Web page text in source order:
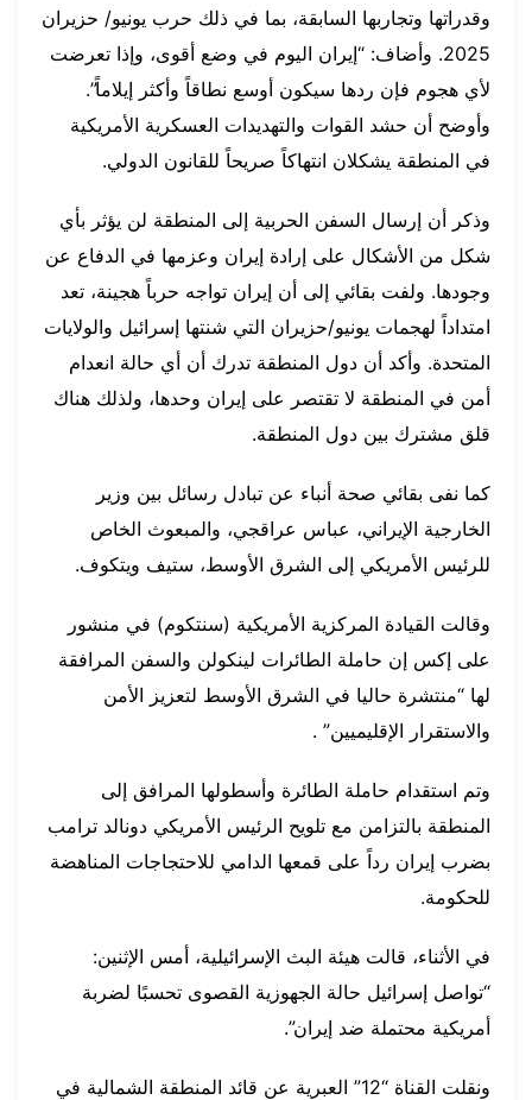
وقدراتها وتجاربها السابقة، بما في ذلك حرب يونيو/ حزيران
2025. وأضاف: “إيران اليوم في وضع أقوى، وإذا تعرضت
لأي هجوم فإن ردها سيكون أوسع نطاقاً وأكثر إيلاماً”.
وأوضح أن حشد القوات والتهديدات العسكرية الأمريكية
في المنطقة يشكلان انتهاكاً صريحاً للقانون الدولي.
وذكر أن إرسال السفن الحربية إلى المنطقة لن يؤثر بأي
شكل من الأشكال على إرادة إيران وعزمها في الدفاع عن
وجودها. ولفت بقائي إلى أن إيران تواجه حرباً هجينة، تعد
امتداداً لهجمات يونيو/حزيران التي شنتها إسرائيل والولايات
المتحدة. وأكد أن دول المنطقة تدرك أن أي حالة انعدام
أمن في المنطقة لا تقتصر على إيران وحدها، ولذلك هناك
قلق مشترك بين دول المنطقة.
كما نفى بقائي صحة أنباء عن تبادل رسائل بين وزير
الخارجية الإيراني، عباس عراقجي، والمبعوث الخاص
للرئيس الأمريكي إلى الشرق الأوسط، ستيف ويتكوف.
وقالت القيادة المركزية الأمريكية (سنتكوم) في منشور
على إكس إن حاملة الطائرات لينكولن والسفن المرافقة
لها “منتشرة حاليا في الشرق الأوسط لتعزيز الأمن
والاستقرار الإقليميين” .
وتم استقدام حاملة الطائرة وأسطولها المرافق إلى
المنطقة بالتزامن مع تلويح الرئيس الأمريكي دونالد ترامب
بضرب إيران رداً على قمعها الدامي للاحتجاجات المناهضة
للحكومة.
في الأثناء، قالت هيئة البث الإسرائيلية، أمس الإثنين:
“تواصل إسرائيل حالة الجهوزية القصوى تحسبًا لضربة
أمريكية محتملة ضد إيران”.
ونقلت القناة “12” العبرية عن قائد المنطقة الشمالية في